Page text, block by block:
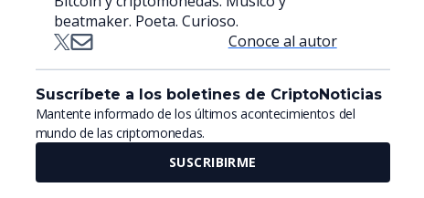
beatmaker. Poeta. Curioso.
Conoce al autor
Suscríbete a los boletines de CriptoNoticias
Mantente informado de los últimos acontecimientos del
mundo de las criptomonedas.
SUSCRIBIRME